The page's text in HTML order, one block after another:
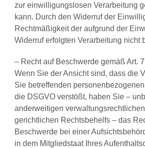
zur einwilligungslosen Verarbeitung
kann. Durch den Widerruf der
Rechtmäßigkeit der aufgrund der
Widerruf erfolgten Verarbeitung nicht
– Recht auf Beschwerde gemäß Art.
Wenn Sie der Ansicht sind, dass die
Sie betreffenden
die DSGVO verstößt, haben Sie –
anderweitigen
gerichtlichen Rechtsbehelfs – das
Beschwerde bei einer
in dem Mitgliedstaat Ihres